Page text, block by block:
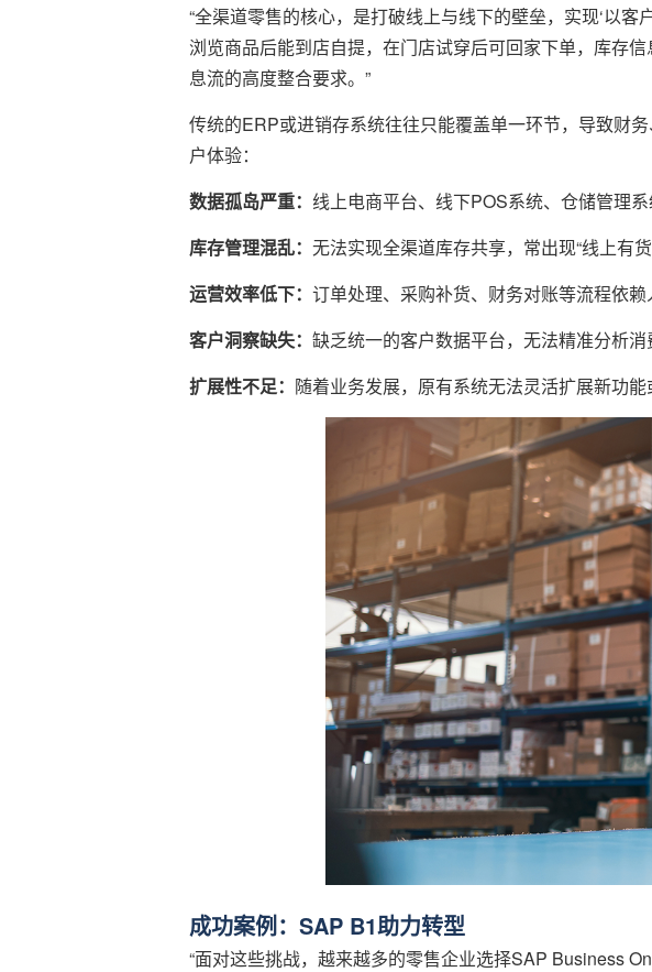
“全渠道零售的核心，是打破线上与线下的壁垒，实现‘以
浏览商品后能到店自提，在门店试穿后可回家下单，库存
息流的高度整合要求。”
传统的ERP或进销存系统往往只能覆盖单一环节，导致财
户体验：
数据孤岛严重： 线上电商平台、线下POS系统、仓储管理
库存管理混乱： 无法实现全渠道库存共享，常出现“线上有
运营效率低下： 订单处理、采购补货、财务对账等流程依
客户洞察缺失： 缺乏统一的客户数据平台，无法精准分析
扩展性不足： 随着业务发展，原有系统无法灵活扩展新功能
成功案例：SAP B1助力转型
“面对这些挑战，越来越多的零售企业选择SAP Business